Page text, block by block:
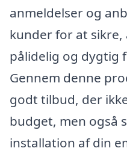
anmeldelser og
kunder for at
pålidelig og dygtig
Gennem denne
godt tilbud, der
budget, men også
installation af din